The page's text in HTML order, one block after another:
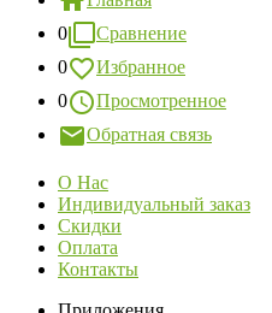
0
Сравнение
0
Избранное
0
Просмотренное
Обратная связь
О Нас
Индивидуальный заказ
Скидки
Оплата
Контакты